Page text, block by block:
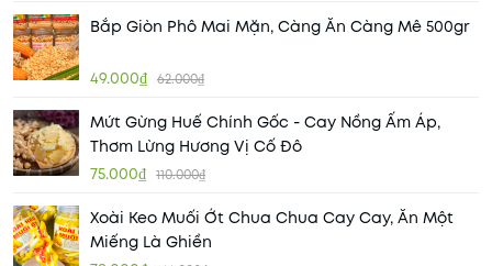
Bắp Giòn Phô Mai Mặn, Càng Ăn Càng Mê 500gr
49.000₫ 62.000₫
Mứt Gừng Huế Chính Gốc - Cay Nồng Ấm Áp,
Thơm Lừng Hương Vị Cố Đô
75.000₫ 110.000₫
Xoài Keo Muối Ớt Chua Chua Cay Cay, Ăn Một
Miếng Là Ghiền